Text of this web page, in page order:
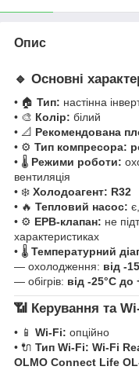
Опис
🔹 Основні
• 🏠 Тип: настінна
• 🎨 Колір: білий
• 📐 Рекомендована
• ⚙️ Тип компресора:
• 🌡️ Режими роботи:
вентиляція
• ❄️ Холодоагент: R32
• 🔥 Тепловий насос:
• ⚙️ ЕРВ-клапан: не
характеристиках
• 🌡️ Температурний
— охолодження: від -
— обігрів: від -25°C до
📶 Керування та
• 📱 Wi-Fi: опційно
• 🔌 Тип Wi-Fi: Wi-Fi
OLMO Connect Life